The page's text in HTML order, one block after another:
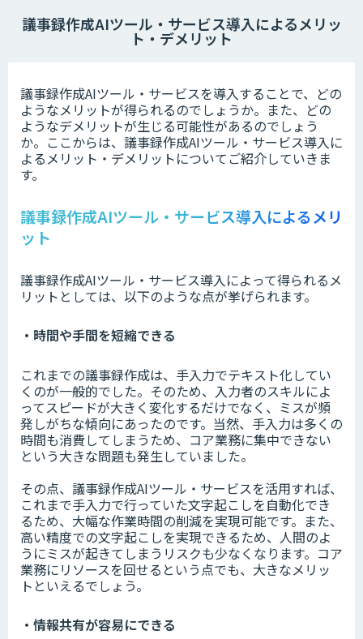
議事録作成AIツール・サービス導入によるメリッ
ト・デメリット
議事録作成AIツール・サービスを導入することで、どの
ようなメリットが得られるのでしょうか。また、どの
ようなデメリットが生じる可能性があるのでしょう
か。ここからは、議事録作成AIツール・サービス導入に
よるメリット・デメリットについてご紹介していきま
す。
議事録作成AIツール・サービス導入によるメリ
ット
議事録作成AIツール・サービス導入によって得られるメ
リットとしては、以下のような点が挙げられます。
・時間や手間を短縮できる
これまでの議事録作成は、手入力でテキスト化してい
くのが一般的でした。そのため、入力者のスキルによ
ってスピードが大きく変化するだけでなく、ミスが頻
発しがちな傾向にあったのです。当然、手入力は多くの
時間も消費してしまうため、コア業務に集中できない
という大きな問題も発生していました。
その点、議事録作成AIツール・サービスを活用すれば、
これまで手入力で行っていた文字起こしを自動化でき
るため、大幅な作業時間の削減を実現可能です。また、
高い精度での文字起こしを実現できるため、人間のよ
うにミスが起きてしまうリスクも少なくなります。コア
業務にリソースを回せるという点でも、大きなメリッ
トといえるでしょう。
・情報共有が容易にできる